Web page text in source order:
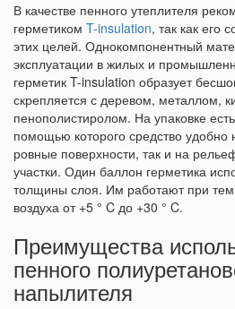
В качестве пенного утеплителя
герметиком T-insulation, так как его
этих целей. Однокомпонентный
эксплуатации в жилых и
герметик T-insulation образует
скрепляется с деревом, металлом,
пенополистиролом. На упаковке
помощью которого средство удобно
ровные поверхности, так и на
участки. Один баллон герметика
толщины слоя. Им работают при
воздуха от +5 ° C до +30 ° C.
Преимущества
пенного
напылителя